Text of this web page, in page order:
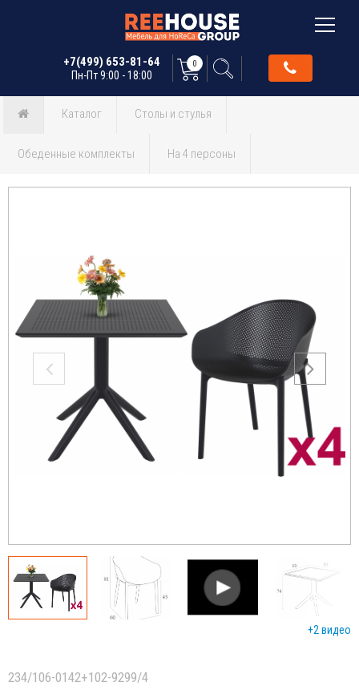
+7(499) 653-81-64
Пн-Пт 9:00 - 18:00
0
Каталог Столы и стулья
Обеденные комплекты На 4 персоны
+2 видео
234/106-0142+102-9299/4